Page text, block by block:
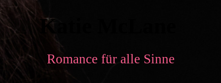
Katie McLane
Romance für alle Sinne